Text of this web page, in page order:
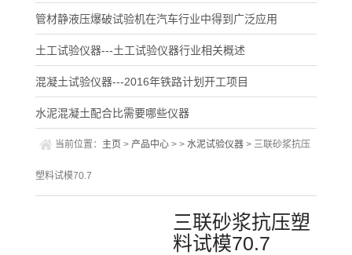
管材静液压爆破试验机在汽车行业中得到广泛应用
土工试验仪器---土工试验仪器行业相关概述
混凝土试验仪器---2016年铁路计划开工项目
水泥混凝土配合比需要哪些仪器
当前位置： 主页 > 产品中心 > > 水泥试验仪器 > 三联砂浆抗压
塑料试模70.7
三联砂浆抗压塑
料试模70.7